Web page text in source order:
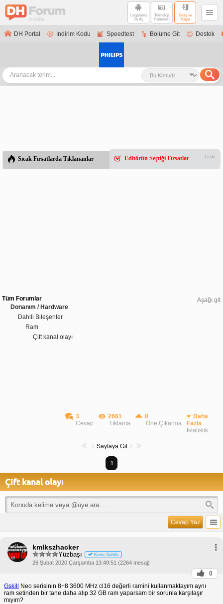
Uygulama
ile Aç
Teknoloji
Haberleri
Giriş ve
Kayıt
DH Portal İndirim Kodu Speedtest Bölüme Git Destek
Sıcak Fırsatlarda Tıklananlar Editörün Seçtiği Fırsatlar Gizle
Aşağı git
Tüm Forumlar
Donanım / Hardware
Dahili Bileşenler
Ram
Çift kanal olayı
3
Cevap
2661
Tıklama
0
Öne Çıkarma
Daha
Fazla
İstatistik
Sayfaya Git
1
Çift kanal olayı
Cevap Yaz
kmlkszhacker
Yüzbaşı Konu Sahibi
26 Şubat 2020 Çarşamba 13:49:51 (2264 mesaj)
0
Gskill Neo serisinin 8+8 3600 MHz cl16 değerli ramini kullanmaktayım aynı
ram setinden bir tane daha alıp 32 GB ram yaparsam bir sorunla karşılaşır
mıyım?